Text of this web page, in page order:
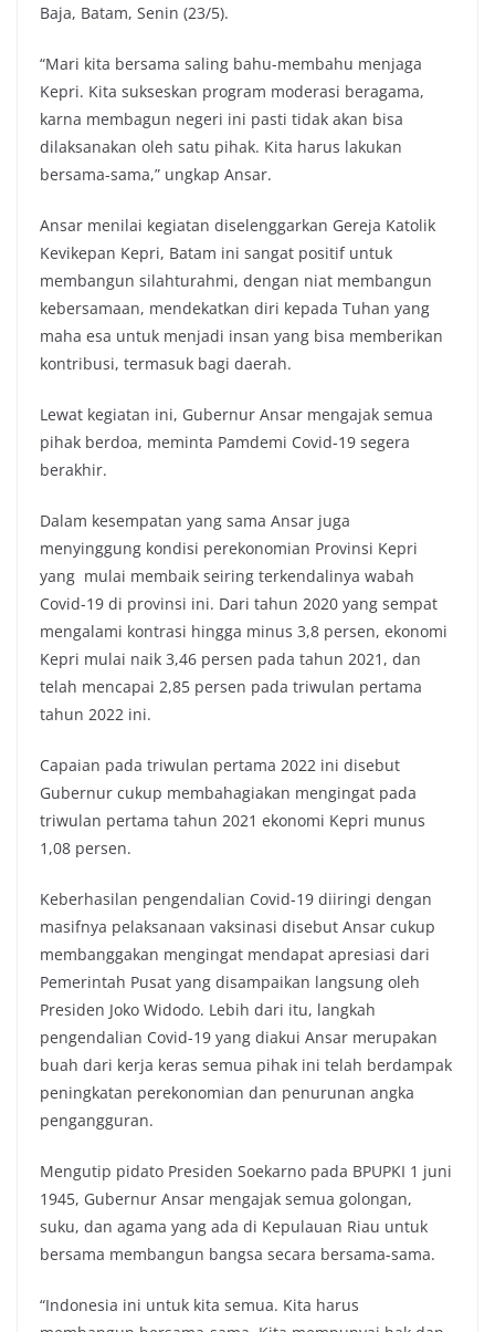
Baja, Batam, Senin (23/5).
“Mari kita bersama saling bahu-membahu menjaga
Kepri. Kita sukseskan program moderasi beragama,
karna membagun negeri ini pasti tidak akan bisa
dilaksanakan oleh satu pihak. Kita harus lakukan
bersama-sama,” ungkap Ansar.
Ansar menilai kegiatan diselenggarkan Gereja Katolik
Kevikepan Kepri, Batam ini sangat positif untuk
membangun silahturahmi, dengan niat membangun
kebersamaan, mendekatkan diri kepada Tuhan yang
maha esa untuk menjadi insan yang bisa memberikan
kontribusi, termasuk bagi daerah.
Lewat kegiatan ini, Gubernur Ansar mengajak semua
pihak berdoa, meminta Pamdemi Covid-19 segera
berakhir.
Dalam kesempatan yang sama Ansar juga
menyinggung kondisi perekonomian Provinsi Kepri
yang mulai membaik seiring terkendalinya wabah
Covid-19 di provinsi ini. Dari tahun 2020 yang sempat
mengalami kontrasi hingga minus 3,8 persen, ekonomi
Kepri mulai naik 3,46 persen pada tahun 2021, dan
telah mencapai 2,85 persen pada triwulan pertama
tahun 2022 ini.
Capaian pada triwulan pertama 2022 ini disebut
Gubernur cukup membahagiakan mengingat pada
triwulan pertama tahun 2021 ekonomi Kepri munus
1,08 persen.
Keberhasilan pengendalian Covid-19 diiringi dengan
masifnya pelaksanaan vaksinasi disebut Ansar cukup
membanggakan mengingat mendapat apresiasi dari
Pemerintah Pusat yang disampaikan langsung oleh
Presiden Joko Widodo. Lebih dari itu, langkah
pengendalian Covid-19 yang diakui Ansar merupakan
buah dari kerja keras semua pihak ini telah berdampak
peningkatan perekonomian dan penurunan angka
pengangguran.
Mengutip pidato Presiden Soekarno pada BPUPKI 1 juni
1945, Gubernur Ansar mengajak semua golongan,
suku, dan agama yang ada di Kepulauan Riau untuk
bersama membangun bangsa secara bersama-sama.
“Indonesia ini untuk kita semua. Kita harus